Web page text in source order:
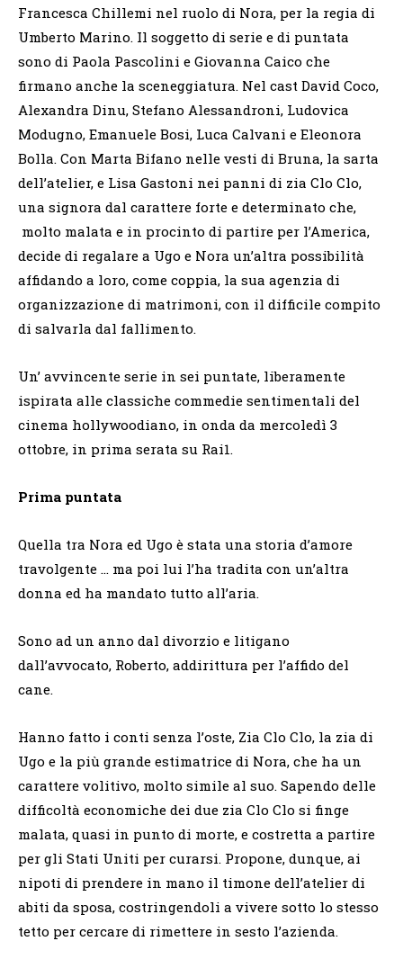
Francesca Chillemi nel ruolo di Nora, per la regia di
Umberto Marino. Il soggetto di serie e di puntata
sono di Paola Pascolini e Giovanna Caico che
firmano anche la sceneggiatura. Nel cast David Coco,
Alexandra Dinu, Stefano Alessandroni, Ludovica
Modugno, Emanuele Bosi, Luca Calvani e Eleonora
Bolla. Con Marta Bifano nelle vesti di Bruna, la sarta
dell’atelier, e Lisa Gastoni nei panni di zia Clo Clo,
una signora dal carattere forte e determinato che,
molto malata e in procinto di partire per l’America,
decide di regalare a Ugo e Nora un’altra possibilità
affidando a loro, come coppia, la sua agenzia di
organizzazione di matrimoni, con il difficile compito
di salvarla dal fallimento.
Un’ avvincente serie in sei puntate, liberamente
ispirata alle classiche commedie sentimentali del
cinema hollywoodiano, in onda da mercoledì 3
ottobre, in prima serata su Rai1.
Prima puntata
Quella tra Nora ed Ugo è stata una storia d’amore
travolgente … ma poi lui l’ha tradita con un’altra
donna ed ha mandato tutto all’aria.
Sono ad un anno dal divorzio e litigano
dall’avvocato, Roberto, addirittura per l’affido del
cane.
Hanno fatto i conti senza l’oste, Zia Clo Clo, la zia di
Ugo e la più grande estimatrice di Nora, che ha un
carattere volitivo, molto simile al suo. Sapendo delle
difficoltà economiche dei due zia Clo Clo si finge
malata, quasi in punto di morte, e costretta a partire
per gli Stati Uniti per curarsi. Propone, dunque, ai
nipoti di prendere in mano il timone dell’atelier di
abiti da sposa, costringendoli a vivere sotto lo stesso
tetto per cercare di rimettere in sesto l’azienda.